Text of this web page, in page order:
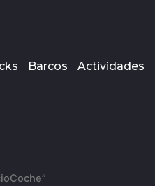
Barcos Actividades